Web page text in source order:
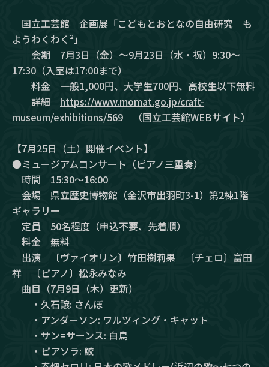
国立工芸館 企画展「こどもとおとなの自由研究 も
ようわくわく²」
会期 7月3日（金）～9月23日（水・祝）9:30～
17:30（入室は17:00まで）
料金 一般1,000円、大学生700円、高校生以下無料
詳細 https://www.momat.go.jp/craft-
museum/exhibitions/569 （国立工芸館WEBサイト）
【7月25日（土）開催イベント】
●ミュージアムコンサート（ピアノ三重奏）
時間 15:30～16:00
会場 県立歴史博物館（金沢市出羽町3-1）第2棟1階
ギャラリー
定員 50名程度（申込不要、先着順）
料金 無料
出演 〔ヴァイオリン〕竹田樹莉果 〔チェロ〕富田
祥 〔ピアノ〕松永みなみ
曲目（7月9日（木）更新）
・久石譲: さんぽ
・アンダーソン: ワルツィング・キャット
・サン=サーンス: 白鳥
・ピアソラ: 鮫